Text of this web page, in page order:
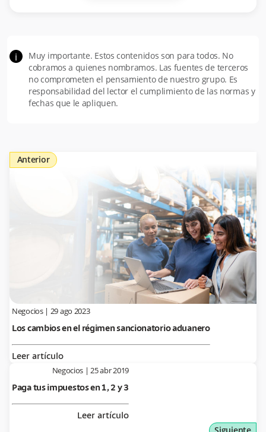
i
Muy importante. Estos contenidos son para todos. No
cobramos a quienes nombramos. Las fuentes de terceros
no comprometen el pensamiento de nuestro grupo. Es
responsabilidad del lector el cumplimiento de las normas y
fechas que le apliquen.
Anterior
Negocios| 29 ago 2023
Los cambios en el régimen sancionatorio aduanero
Leer artículo
Negocios |25 abr 2019
Paga tus impuestos en 1, 2 y 3
Leer artículo